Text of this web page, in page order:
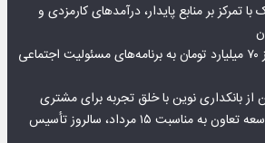
با تمرکز بر منابع پایدار، درآمدهای کارمزدی و
بانک مهر ایران بیش از ۷۰ میلیارد تومان به برنامه‌های مسئولیت اجتماعی
از بانکداری نوین با خلق تجربه برای مشتری
پیام مدیرعامل بانک توسعه تعاون به مناسبت ۱۵ مرداد، سالروز تأسیس